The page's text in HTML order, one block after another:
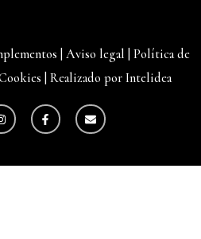
| Aviso legal Política de
Realizado por Intelidea
I
n
s
g
F
a
c
o
E
n
v
o